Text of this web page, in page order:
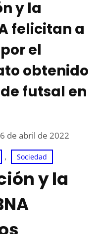
y la
felicitan a
el
obtenido
futsal en
de abril de 2022
, Sociedad
y la